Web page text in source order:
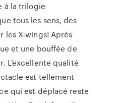
à la trilogie
tous les sens, des
les X-wings! Après
et une bouffée de
L’excellente qualité
est tellement
qui est déplacé reste